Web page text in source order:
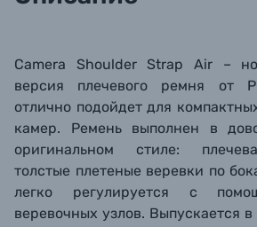
Camera Shoulder Strap Air –
версия плечевого ремня от
отлично подойдет для
камер. Ремень выполнен в
оригинальном стиле:
толстые плетеные веревки по
легко регулируется с
веревочных узлов. Выпускается в